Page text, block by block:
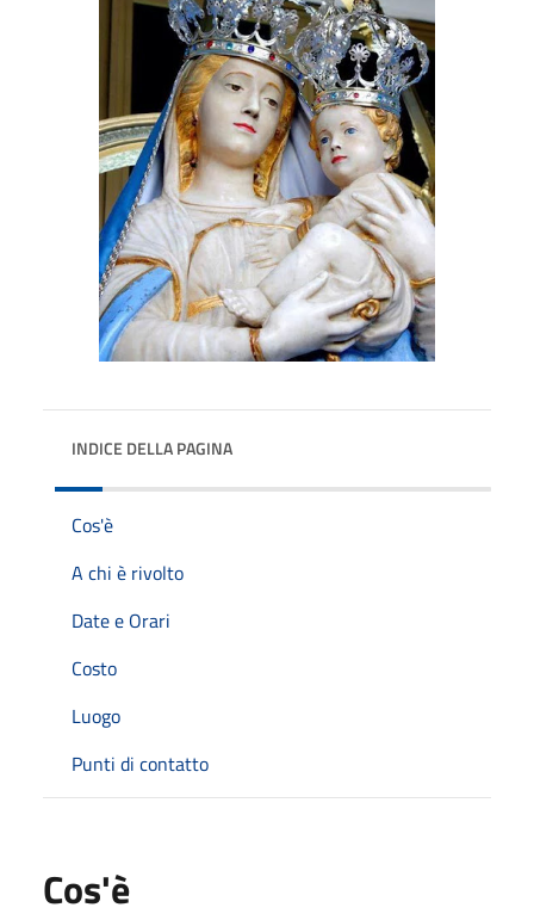
INDICE DELLA PAGINA
Cos'è
A chi è rivolto
Date e Orari
Costo
Luogo
Punti di contatto
Cos'è